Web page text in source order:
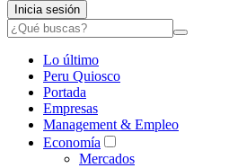
Inicia sesión
Lo último
Peru Quiosco
Portada
Empresas
Management & Empleo
Economía
Mercados